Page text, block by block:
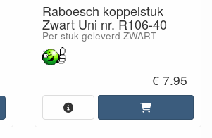
Raboesch koppelstuk
Zwart Uni nr. R106-40
Per stuk geleverd ZWART
€ 7.95